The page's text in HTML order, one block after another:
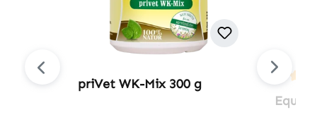
priVet WK-Mix 300 g